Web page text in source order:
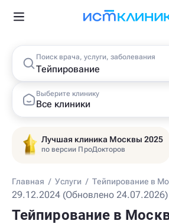
Поиск врача, услуги, заболевания
Выберите клинику
Все клиники
Лучшая клиника Москвы 2025
по версии ПроДокторов
Главная / Услуги / Тейпирование в
29.12.2024 (Обновлено 24.07.2026)
Тейпирование в